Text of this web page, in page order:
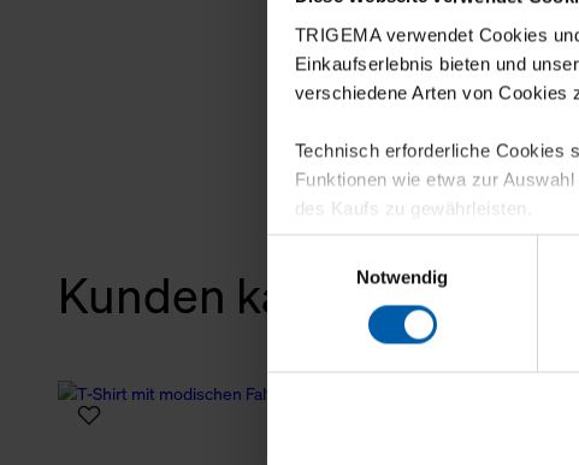
TRIGEMA verwendet Cookies
Einkaufserlebnis bieten und
verschiedene Arten von Cookies
Technisch erforderliche Cookies
Funktionen wie etwa zur
des Kaufs zu gewährleisten.
Für die Darstellung
sowie für Marketing-, Statistik-
personenbezogene
Klicken Sie auf "Alle erlauben",
verwenden dürfen. Über die
Notwendig
Kunden kauften auch